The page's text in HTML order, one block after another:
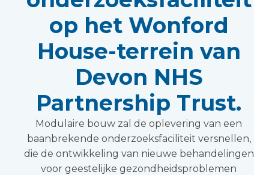
op het Wonford
House-terrein van
Devon NHS
Partnership Trust.
Modulaire bouw zal de oplevering van een
baanbrekende onderzoeksfaciliteit versnellen,
die de ontwikkeling van nieuwe behandelingen
voor geestelijke gezondheidsproblemen